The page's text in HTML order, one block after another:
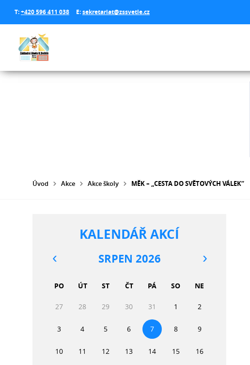
T:+420 596 411 038 E:sekretariat@zssvetle.cz
Úvod Akce Akce školy MĚK – „CESTA DO SVĚTOVÝCH VÁLEK“
KALENDÁŘ AKCÍ
SRPEN 2026
PO ÚT ST ČT PÁ SO NE
27 28 29 30 31 1 2
3 4 5 6 7 8 9
10 11 12 13 14 15 16